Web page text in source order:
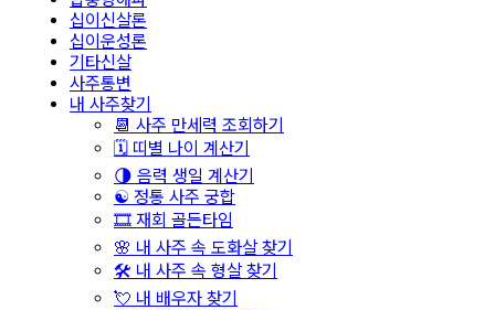
십이신살론
십이운성론
기타신살
사주통변
내 사주찾기
📆 사주 만세력 조회하기
🗓️ 띠별 나이 계산기
🌗 음력 생일 계산기
☯️ 정통 사주 궁합
🎞️ 재회 골든타임
🌸 내 사주 속 도화살 찾기
🛠️ 내 사주 속 형살 찾기
💘 내 배우자 찾기